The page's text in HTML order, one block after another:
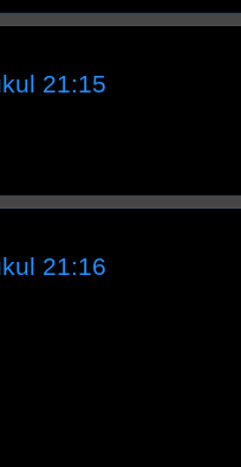
21:15
21:16